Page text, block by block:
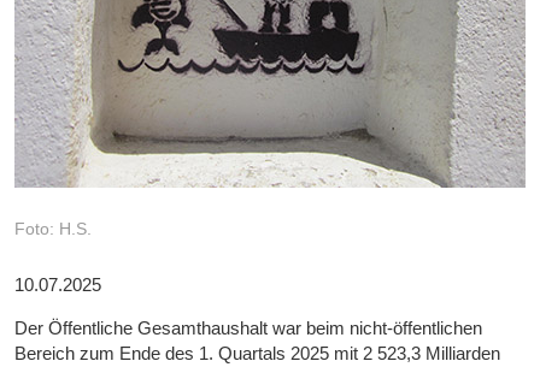
Foto: H.S.
10.07.2025
Der Öffentliche Gesamthaushalt war beim nicht-öffentlichen
Bereich zum Ende des 1. Quartals 2025 mit 2 523,3 Milliarden